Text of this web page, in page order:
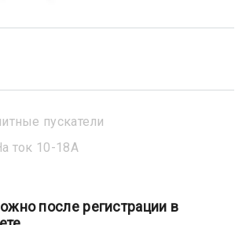
пускатели
ток 10-18А
после регистрации в